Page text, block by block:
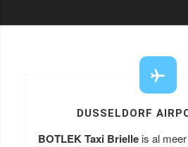
DUSSELDORF
BOTLEK Taxi Brielle is al